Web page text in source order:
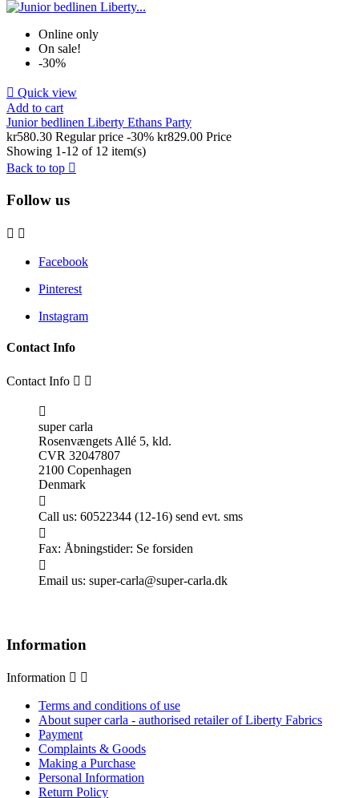
Online only
On sale!
-30%
 Quick view
Add to cart
Junior bedlinen Liberty Ethans Party
kr580.30 Regular price -30% kr829.00 Price
Showing 1-12 of 12 item(s)
Back to top 
Follow us
 
Facebook
Pinterest
Instagram
Contact Info
Contact Info  

super carla
Rosenvængets Allé 5, kld.
CVR 32047807
2100 Copenhagen
Denmark

Call us: 60522344 (12-16) send evt. sms

Fax: Åbningstider: Se forsiden

Email us: super-carla@super-carla.dk
Information
Information  
Terms and conditions of use
About super carla - authorised retailer of Liberty Fabrics
Payment
Complaints & Goods
Making a Purchase
Personal Information
Return Policy